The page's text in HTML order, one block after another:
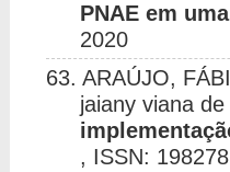
PNAE em
2020
63. ARAÚJO,
jaiany viana
, ISSN: